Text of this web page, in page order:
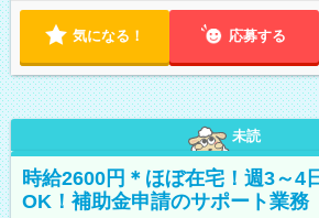
気になる！ 応募する
未読
時給2600円＊ほぼ在宅！週3～4
OK！補助金申請のサポート業務